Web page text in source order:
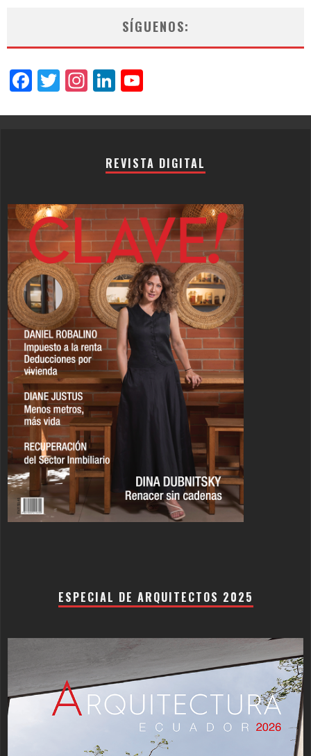
SÍGUENOS:
Facebook
Twitter
Instagram
LinkedIn
REVISTA DIGITAL
ESPECIAL DE ARQUITECTOS 2025